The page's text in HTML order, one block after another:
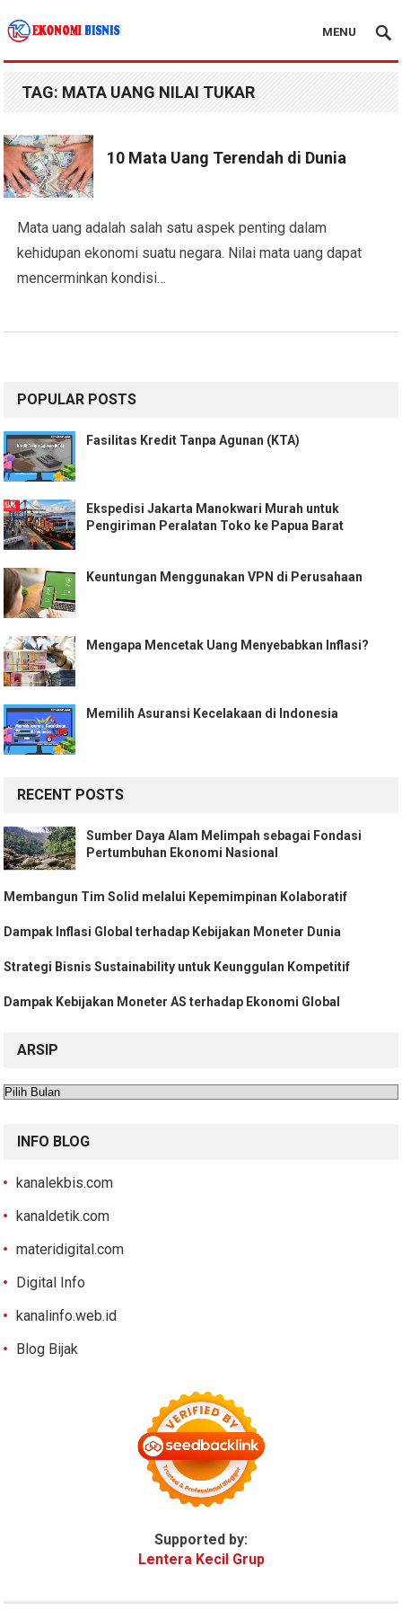
Kanal Ekonomi Bisnis
MENU
TAG: MATA UANG NILAI TUKAR
10 Mata Uang Terendah di Dunia
Mata uang adalah salah satu aspek penting dalam
kehidupan ekonomi suatu negara. Nilai mata uang dapat
mencerminkan kondisi…
POPULAR POSTS
Fasilitas Kredit Tanpa Agunan (KTA)
Ekspedisi Jakarta Manokwari Murah untuk
Pengiriman Peralatan Toko ke Papua Barat
Keuntungan Menggunakan VPN di Perusahaan
Mengapa Mencetak Uang Menyebabkan Inflasi?
Memilih Asuransi Kecelakaan di Indonesia
RECENT POSTS
Sumber Daya Alam Melimpah sebagai Fondasi
Pertumbuhan Ekonomi Nasional
Membangun Tim Solid melalui Kepemimpinan Kolaboratif
Dampak Inflasi Global terhadap Kebijakan Moneter Dunia
Strategi Bisnis Sustainability untuk Keunggulan Kompetitif
Dampak Kebijakan Moneter AS terhadap Ekonomi Global
ARSIP
Arsip
INFO BLOG
kanalekbis.com
kanaldetik.com
materidigital.com
Digital Info
kanalinfo.web.id
Blog Bijak
Supported by:
Lentera Kecil Grup